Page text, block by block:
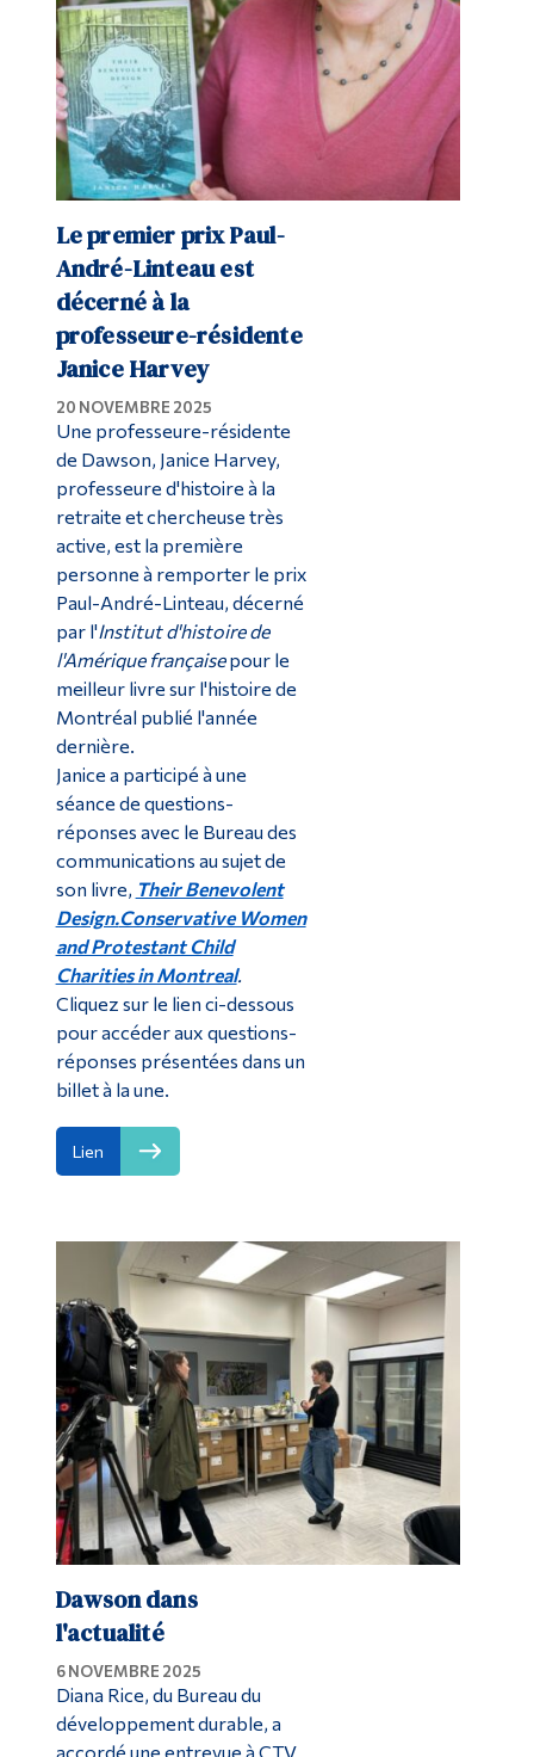
Le premier prix Paul-
André-Linteau est
décerné à la
professeure-résidente
Janice Harvey
20 NOVEMBRE 2025
Une professeure-résidente
de Dawson, Janice Harvey,
professeure d'histoire à la
retraite et chercheuse très
active, est la première
personne à remporter le prix
Paul-André-Linteau, décerné
par l'Institut d'histoire de
l'Amérique françaisepour le
meilleur livre sur l'histoire de
Montréal publié l'année
dernière.
Janice a participé à une
séance de questions-
réponses avec le Bureau des
communications au sujet de
son livre, Their Benevolent
Design.Conservative Women
and Protestant Child
Charities in Montreal.
Cliquez sur le lien ci-dessous
pour accéder aux questions-
réponses présentées dans un
billet à la une.
Lien
Dawson dans
l'actualité
6 NOVEMBRE 2025
Diana Rice, du Bureau du
développement durable, a
accordé une entrevue à CTV